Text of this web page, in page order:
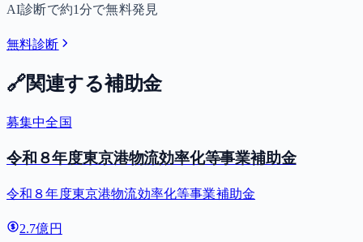
AI診断で約1分で無料発見
無料診断
🔗関連する補助金
募集中全国
令和８年度東京港物流効率化等事業補助金
令和８年度東京港物流効率化等事業補助金
2.7億円